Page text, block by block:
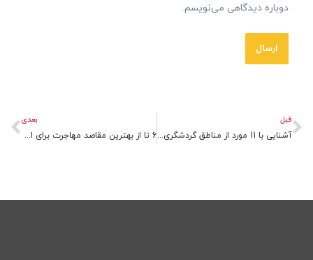
دوباره دیدگاهی می‌نویسم.
قبلی
قبل
آشنایی با 11 مورد از مناطق گردشگری استرالیا
بعدی
6 تا از بهترین مقاصد مهاجرت برای ایرانیان کجاست؟